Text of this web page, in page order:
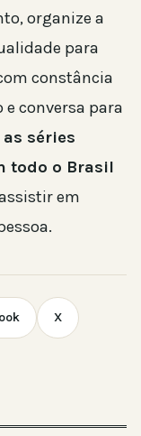
organize a
para
constância
conversa para
as séries
todo o Brasil
em
X